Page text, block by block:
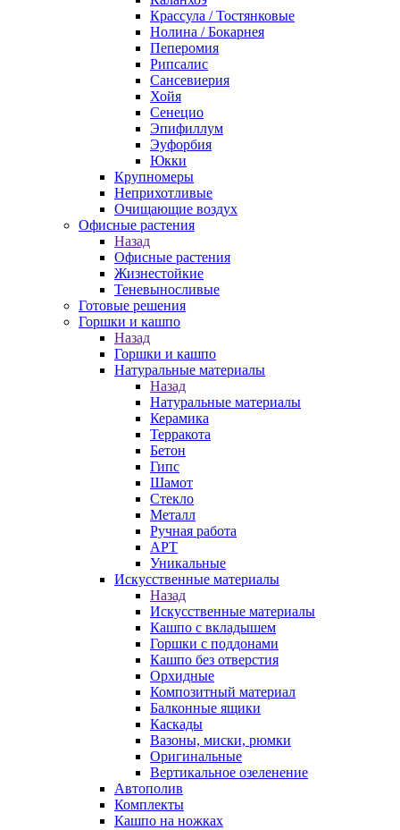
Крассула / Тостянковые
Нолина / Бокарнея
Пеперомия
Рипсалис
Сансевиерия
Хойя
Сенецио
Эпифиллум
Эуфорбия
Юкки
Крупномеры
Неприхотливые
Очищающие воздух
Офисные растения
Назад
Офисные растения
Жизнестойкие
Теневыносливые
Готовые решения
Горшки и кашпо
Назад
Горшки и кашпо
Натуральные материалы
Назад
Натуральные материалы
Керамика
Терракота
Бетон
Гипс
Шамот
Стекло
Металл
Ручная работа
АРТ
Уникальные
Искусственные материалы
Назад
Искусственные материалы
Кашпо с вкладышем
Горшки с поддонами
Кашпо без отверстия
Орхидные
Композитный материал
Балконные ящики
Каскады
Вазоны, миски, рюмки
Оригинальные
Вертикальное озеленение
Автополив
Комплекты
Кашпо на ножках